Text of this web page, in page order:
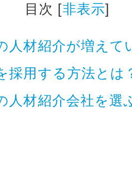
目次 [非表示]
人材紹介が増えて
採用する方法とは
人材紹介会社を選